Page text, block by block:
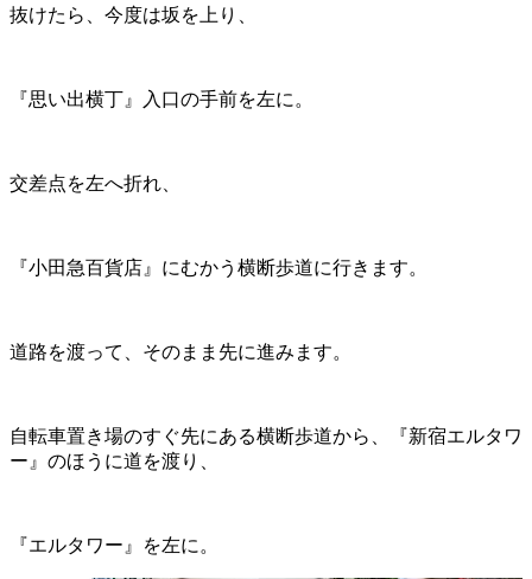
抜けたら、今度は坂を上り、
『思い出横丁』入口の手前を左に。
交差点を左へ折れ、
『小田急百貨店』にむかう横断歩道に行きます。
道路を渡って、そのまま先に進みます。
自転車置き場のすぐ先にある横断歩道から、『新宿エルタワ
ー』のほうに道を渡り、
『エルタワー』を左に。